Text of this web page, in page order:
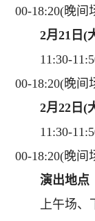
00-18:20(晚间
2月21日(
11:30-
00-18:20(晚间
2月22日(
11:30-
00-18:20(晚间
演出地点
上午场、下